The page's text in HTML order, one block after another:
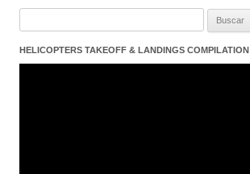
HELICOPTERS TAKEOFF & LANDINGS COMPILATION